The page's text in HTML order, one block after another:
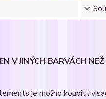
V JINÝCH BARVÁCH
je možno koupit :